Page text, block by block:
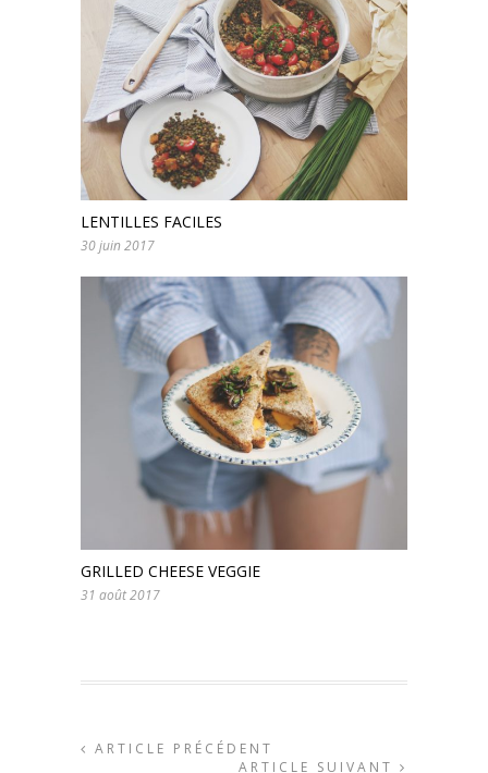
LENTILLES FACILES
30 juin 2017
GRILLED CHEESE VEGGIE
31 août 2017
ARTICLE PRÉCÉDENT
ARTICLE SUIVANT